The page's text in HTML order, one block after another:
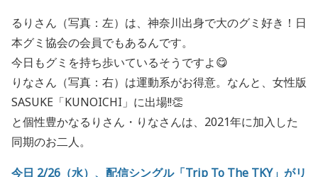
るりさん（写真：左）は、神奈川出身で大のグミ好き！日
本グミ協会の会員でもあるんです。
今日もグミを持ち歩いているそうですよ😋
りなさん（写真：右）は運動系がお得意。なんと、女性版
SASUKE「KUNOICHI」に出場!!👏
と個性豊かなるりさん・りなさんは、2021年に加入した
同期のお二人。
今日 2/26（水）、配信シングル「Trip To The TKY」がリ